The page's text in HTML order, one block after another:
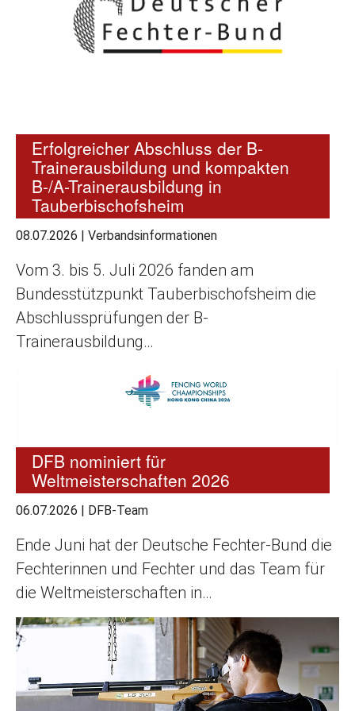
Erfolgreicher Abschluss der B-
Trainerausbildung und kompakten
B-/A-Trainerausbildung in
Tauberbischofsheim
08.07.2026 | Verbandsinformationen
Vom 3. bis 5. Juli 2026 fanden am
Bundesstützpunkt Tauberbischofsheim die
Abschlussprüfungen der B-
Trainerausbildung…
DFB nominiert für
Weltmeisterschaften 2026
06.07.2026 DFB-Team
Ende Juni hat der Deutsche Fechter-Bund die
Fechterinnen und Fechter und das Team für
die Weltmeisterschaften in…